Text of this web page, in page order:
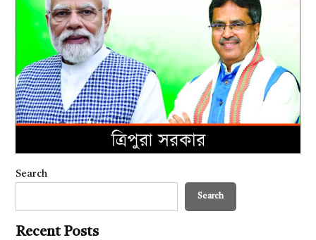
Search
Search
Recent Posts